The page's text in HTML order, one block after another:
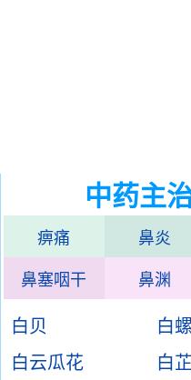
中药主治
痹痛 鼻炎
鼻塞咽干 鼻渊
白贝
白
白云瓜花
白